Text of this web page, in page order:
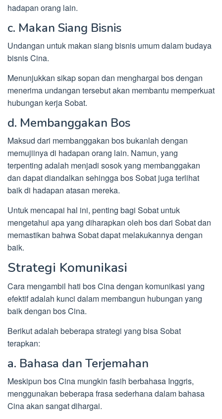
hadapan orang lain.
c. Makan Siang Bisnis
Undangan untuk makan siang bisnis umum dalam budaya
bisnis Cina.
Menunjukkan sikap sopan dan menghargai bos dengan
menerima undangan tersebut akan membantu memperkuat
hubungan kerja Sobat.
d. Membanggakan Bos
Maksud dari membanggakan bos bukanlah dengan
memujiinya di hadapan orang lain. Namun, yang
terpenting adalah menjadi sosok yang membanggakan
dan dapat diandalkan sehingga bos Sobat juga terlihat
baik di hadapan atasan mereka.
Untuk mencapai hal ini, penting bagi Sobat untuk
mengetahui apa yang diharapkan oleh bos dari Sobat dan
memastikan bahwa Sobat dapat melakukannya dengan
baik.
Strategi Komunikasi
Cara mengambil hati bos Cina dengan komunikasi yang
efektif adalah kunci dalam membangun hubungan yang
baik dengan bos Cina.
Berikut adalah beberapa strategi yang bisa Sobat
terapkan:
a. Bahasa dan Terjemahan
Meskipun bos Cina mungkin fasih berbahasa Inggris,
menggunakan beberapa frasa sederhana dalam bahasa
Cina akan sangat dihargai.